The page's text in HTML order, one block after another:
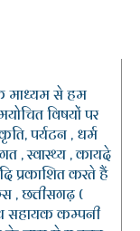
माध्यम से हम
विषयों पर
पर्यटन , धर्म
, स्वास्थ्य , कायदे
प्रकाशित करते हैं
, छत्तीसगढ़ (
सहायक कम्पनी